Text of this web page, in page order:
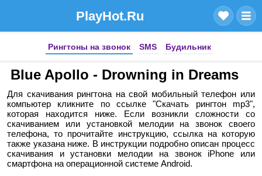
PlayHot.Ru
Рингтоны на звонок SMS Будильник
Blue Apollo - Drowning in Dreams
Для скачивания рингтона на свой мобильный телефон или
компьютер кликните по ссылке "Скачать рингтон mp3",
которая находится ниже. Если возникли сложности со
скачиванием или установкой мелодии на звонок своего
телефона, то прочитайте инструкцию, ссылка на которую
также указана ниже. В инструкции подробно описан процесс
скачивания и установки мелодии на звонок iPhone или
смартфона на операционной системе Android.